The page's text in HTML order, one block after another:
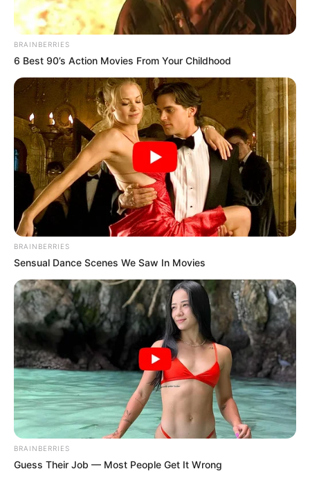
BRAINBERRIES
6 Best 90’s Action Movies From Your Childhood
BRAINBERRIES
Sensual Dance Scenes We Saw In Movies
BRAINBERRIES
Guess Their Job — Most People Get It Wrong